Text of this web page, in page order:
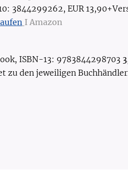
3844299262, EUR
I Amazon
ISBN-13: 9783844298703
zu den jeweiligen